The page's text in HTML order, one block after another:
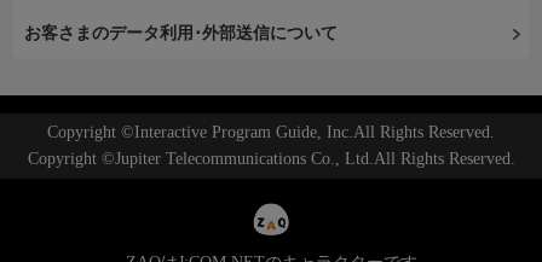
お客さまのデータ利用･外部送信について
Copyright ©Interactive Program Guide, Inc.All Rights Reserved.
Copyright ©Jupiter Telecommunications Co., Ltd.All Rights Reserved.